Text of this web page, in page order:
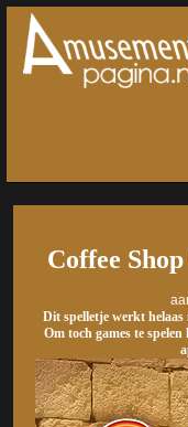
Coffee
Dit spelletje werkt
Om toch games te